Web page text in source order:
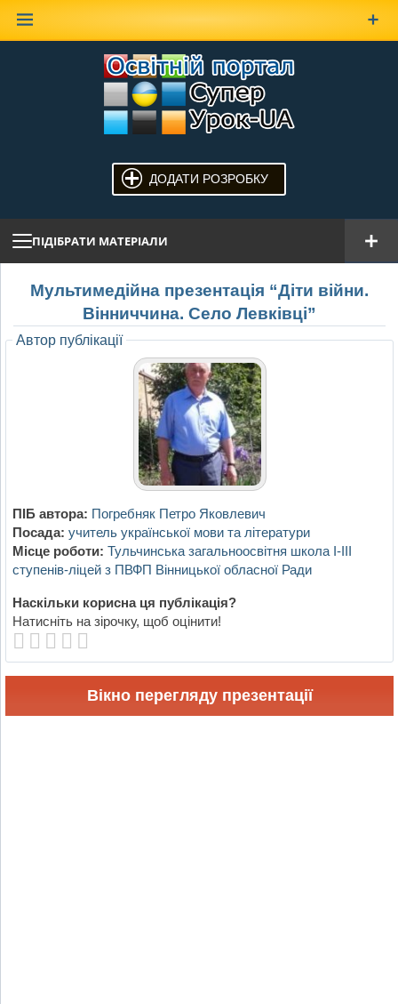
ДОДАТИ РОЗРОБКУ
ПІДІБРАТИ МАТЕРІАЛИ
Мультимедійна презентація “Діти війни.
Вінниччина. Село Левківці”
Автор публікації
ПІБ автора: Погребняк Петро Яковлевич
Посада: учитель української мови та літератури
Місце роботи: Тульчинська загальноосвітня школа І-ІІІ
ступенів-ліцей з ПВФП Вінницької обласної Ради
Наскільки корисна ця публікація?
Натисніть на зірочку, щоб оцінити!
Вікно перегляду презентації